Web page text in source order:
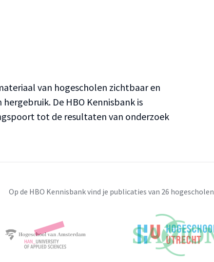
van hogescholen zichtbaar en
De HBO Kennisbank is
tot de resultaten van onderzoek
Op de HBO Kennisbank vind je publicaties van 26 hogescholen